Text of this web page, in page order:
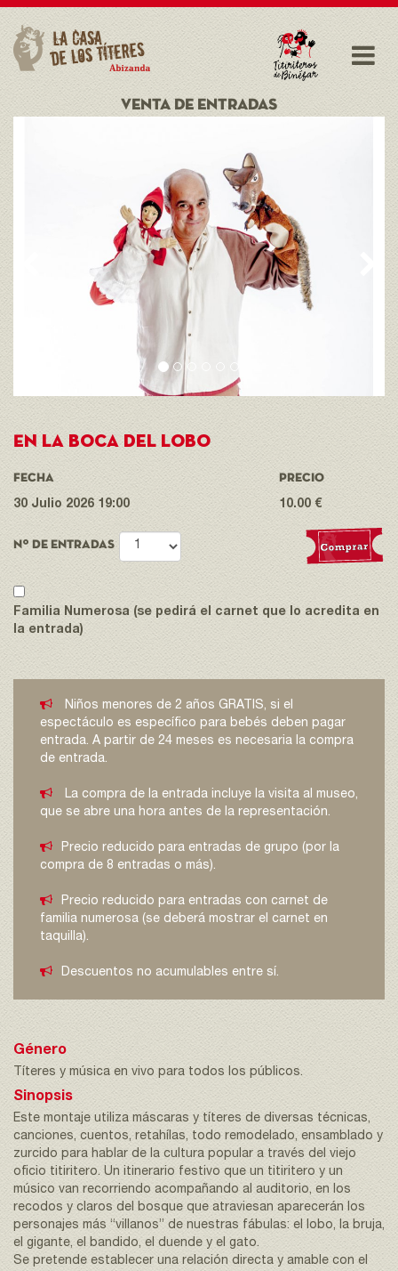
VENTA DE ENTRADAS
En la boca del lobo
FECHA
30 Julio 2026 19:00
PRECIO
10.00 €
Nº DE ENTRADAS
Familia Numerosa (se pedirá el carnet que lo acredita en
la entrada)
Niños menores de 2 años GRATIS, si el
espectáculo es específico para bebés deben pagar
entrada. A partir de 24 meses es necesaria la compra
de entrada.
La compra de la entrada incluye la visita al museo,
que se abre una hora antes de la representación.
Precio reducido para entradas de grupo (por la
compra de 8 entradas o más).
Precio reducido para entradas con carnet de
familia numerosa (se deberá mostrar el carnet en
taquilla).
Descuentos no acumulables entre sí.
Género
Títeres y música en vivo para todos los públicos.
Sinopsis
Este montaje utiliza máscaras y títeres de diversas técnicas,
canciones, cuentos, retahílas, todo remodelado, ensamblado y
zurcido para hablar de la cultura popular a través del viejo
oficio titiritero. Un itinerario festivo que un titiritero y un
músico van recorriendo acompañando al auditorio, en los
recodos y claros del bosque que atraviesan aparecerán los
personajes más “villanos” de nuestras fábulas: el lobo, la bruja,
el gigante, el bandido, el duende y el gato.
Se pretende establecer una relación directa y amable con el